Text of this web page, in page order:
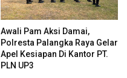
Awali Pam Aksi Damai,
Polresta Palangka Raya Gelar
Apel Kesiapan Di Kantor PT.
PLN UP3